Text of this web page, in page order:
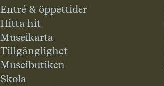
Entré & öppettider
Hitta hit
Museikarta
Tillgänglighet
Museibutiken
Skola